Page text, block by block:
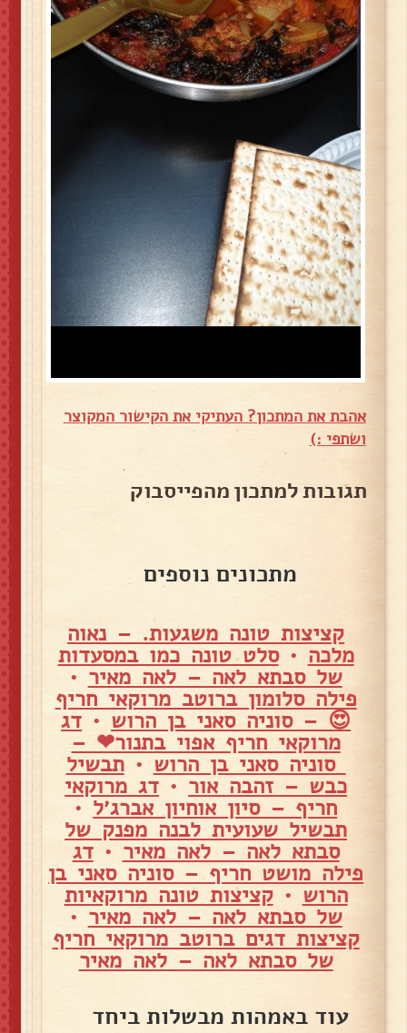
אהבת את המתכון? העתיקי את הקישור המקוצר
ושתפי :)
תגובות למתכון מהפייסבוק
מתכונים נוספים
קציצות טונה משגעות. – נאוה
מלכה •סלט טונה כמו במסעדות
של סבתא לאה – לאה מאיר •
פילה סלומון ברוטב מרוקאי חריף
😍 – סוניה סאני בן הרוש • דג
מרוקאי חריף אפוי בתנור❤ –
סוניה סאני בן הרוש •תבשיל
כבש – זהבה אור • דג מרוקאי
חריף – סיון אוחיון אברג׳ל •
תבשיל שעועית לבנה מפנק של
סבתא לאה – לאה מאיר •דג
פילה מושט חריף – סוניה סאני בן
הרוש •קציצות טונה מרוקאיות
של סבתא לאה – לאה מאיר •
קציצות דגים ברוטב מרוקאי חריף
של סבתא לאה – לאה מאיר
עוד באמהות מבשלות ביחד